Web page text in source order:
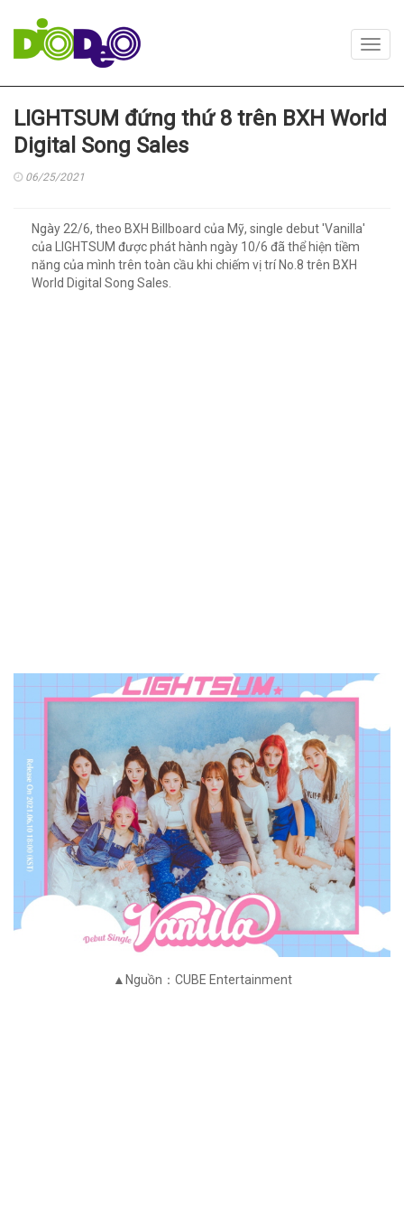
LIGHTSUM đứng thứ 8 trên BXH World
Digital Song Sales
06/25/2021
Ngày 22/6, theo BXH Billboard của Mỹ, single debut 'Vanilla'
của LIGHTSUM được phát hành ngày 10/6 đã thể hiện tiềm
năng của mình trên toàn cầu khi chiếm vị trí No.8 trên BXH
World Digital Song Sales.
▲Nguồn：CUBE Entertainment